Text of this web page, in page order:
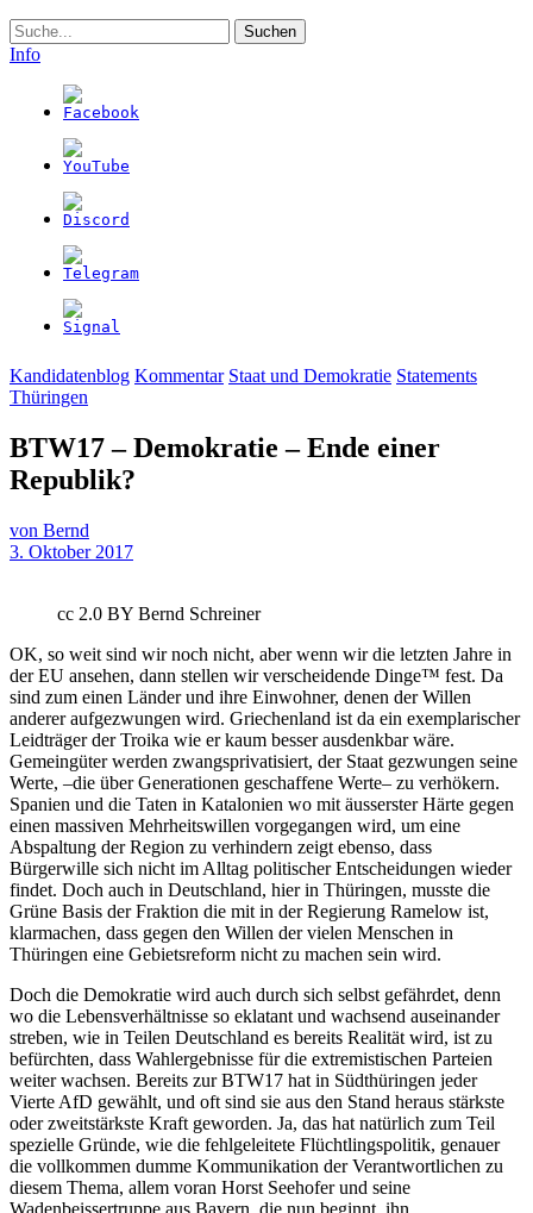
Suche
Info
Kandidatenblog Kommentar Staat und Demokratie Statements
Thüringen
BTW17 – Demokratie – Ende einer
Republik?
von Bernd
3. Oktober 2017
cc 2.0 BY Bernd Schreiner
OK, so weit sind wir noch nicht, aber wenn wir die letzten Jahre in
der EU ansehen, dann stellen wir verscheidende Dinge™ fest. Da
sind zum einen Länder und ihre Einwohner, denen der Willen
anderer aufgezwungen wird. Griechenland ist da ein exemplarischer
Leidträger der Troika wie er kaum besser ausdenkbar wäre.
Gemeingüter werden zwangsprivatisiert, der Staat gezwungen seine
Werte, –die über Generationen geschaffene Werte– zu verhökern.
Spanien und die Taten in Katalonien wo mit äusserster Härte gegen
einen massiven Mehrheitswillen vorgegangen wird, um eine
Abspaltung der Region zu verhindern zeigt ebenso, dass
Bürgerwille sich nicht im Alltag politischer Entscheidungen wieder
findet. Doch auch in Deutschland, hier in Thüringen, musste die
Grüne Basis der Fraktion die mit in der Regierung Ramelow ist,
klarmachen, dass gegen den Willen der vielen Menschen in
Thüringen eine Gebietsreform nicht zu machen sein wird.
Doch die Demokratie wird auch durch sich selbst gefährdet, denn
wo die Lebensverhältnisse so eklatant und wachsend auseinander
streben, wie in Teilen Deutschland es bereits Realität wird, ist zu
befürchten, dass Wahlergebnisse für die extremistischen Parteien
weiter wachsen. Bereits zur BTW17 hat in Südthüringen jeder
Vierte AfD gewählt, und oft sind sie aus den Stand heraus stärkste
oder zweitstärkste Kraft geworden. Ja, das hat natürlich zum Teil
spezielle Gründe, wie die fehlgeleitete Flüchtlingspolitik, genauer
die vollkommen dumme Kommunikation der Verantwortlichen zu
diesem Thema, allem voran Horst Seehofer und seine
Wadenbeissertruppe aus Bayern, die nun beginnt, ihn